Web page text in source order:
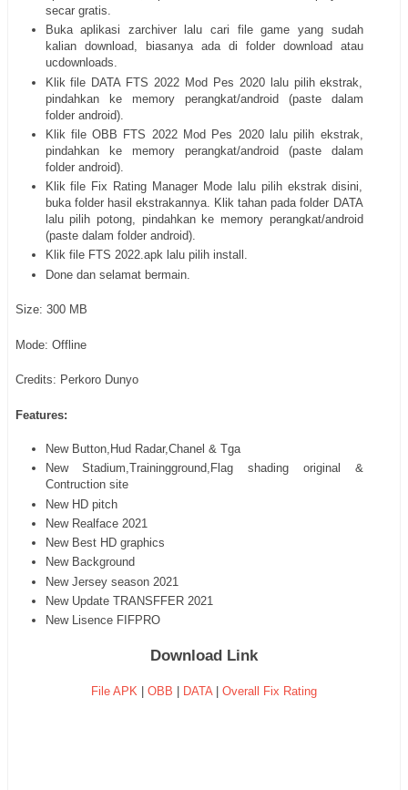
secar gratis.
Buka aplikasi zarchiver lalu cari file game yang sudah
kalian download, biasanya ada di folder download atau
ucdownloads.
Klik file DATA FTS 2022 Mod Pes 2020 lalu pilih ekstrak,
pindahkan ke memory perangkat/android (paste dalam
folder android).
Klik file OBB FTS 2022 Mod Pes 2020 lalu pilih ekstrak,
pindahkan ke memory perangkat/android (paste dalam
folder android).
Klik file Fix Rating Manager Mode lalu pilih ekstrak disini,
buka folder hasil ekstrakannya. Klik tahan pada folder DATA
lalu pilih potong, pindahkan ke memory perangkat/android
(paste dalam folder android).
Klik file FTS 2022.apk lalu pilih install.
Done dan selamat bermain.
Size: 300 MB
Mode: Offline
Credits: Perkoro Dunyo
Features:
New Button,Hud Radar,Chanel & Tga
New Stadium,Trainingground,Flag shading original &
Contruction site
New HD pitch
New Realface 2021
New Best HD graphics
New Background
New Jersey season 2021
New Update TRANSFFER 2021
New Lisence FIFPRO
Download Link
File APK OBB DATA| Overall Fix Rating